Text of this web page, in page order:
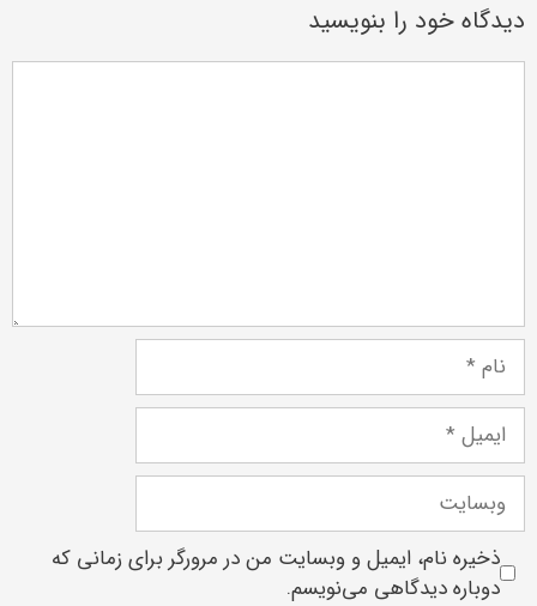
دیدگاه خود را بنویسید
ذخیره نام، ایمیل و وبسایت من در مرورگر برای زمانی که
دوباره دیدگاهی می‌نویسم.